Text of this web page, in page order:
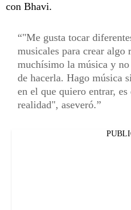
con Bhavi.
"Me gusta tocar
musicales para crear
muchísimo la música y
de hacerla. Hago música
en el que quiero entrar,
realidad", aseveró.